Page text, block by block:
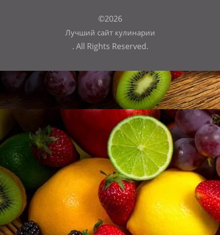
©2026
Лучший сайт кулинарии
. All Rights Reserved.